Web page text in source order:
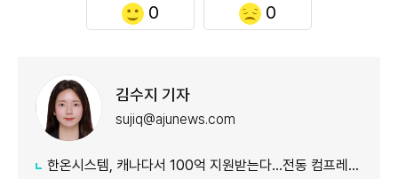
0 0
김수지 기자
sujiq@ajunews.com
한온시스템, 캐나다서 100억 지원받는다…전동 컴프레서 생산↑